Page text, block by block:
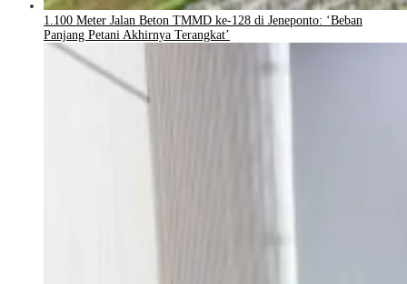
1.100 Meter Jalan Beton TMMD ke-128 di Jeneponto: ‘Beban
Panjang Petani Akhirnya Terangkat’